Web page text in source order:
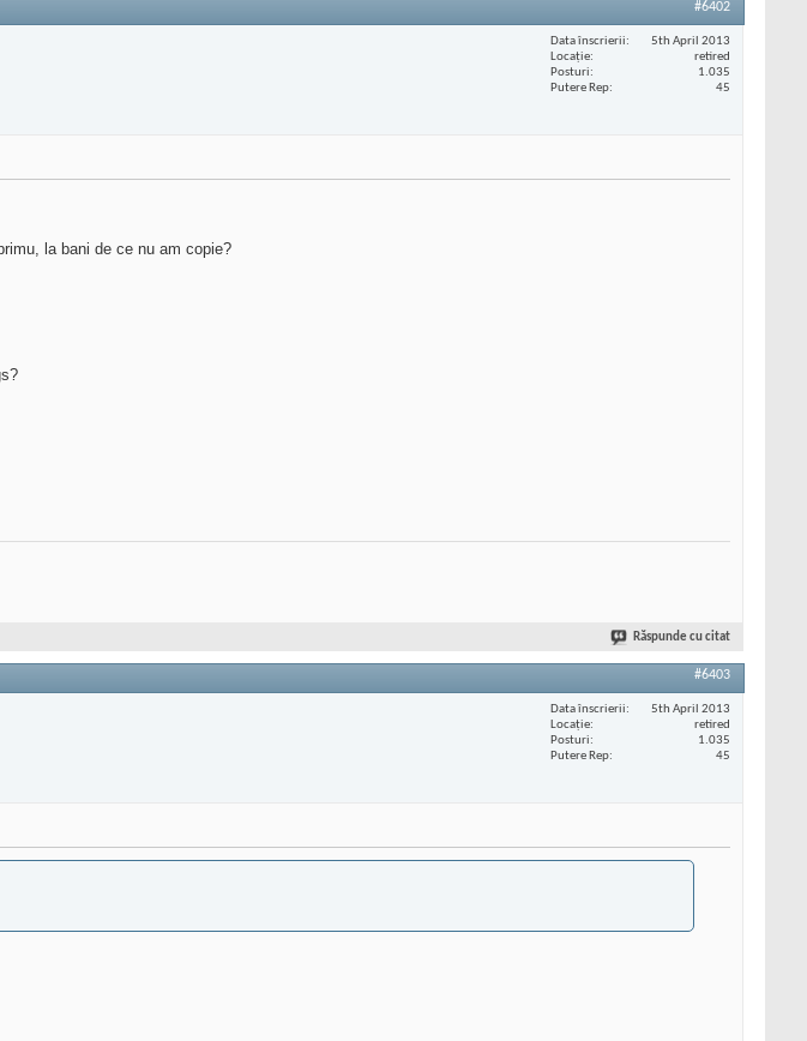
#6402
Data înscrierii
5th April 2013
Locaţie
retired
Posturi
1.035
Putere Rep
45
la bani de ce nu am copie?
Răspunde cu citat
#6403
Data înscrierii
5th April 2013
Locaţie
retired
Posturi
1.035
Putere Rep
45